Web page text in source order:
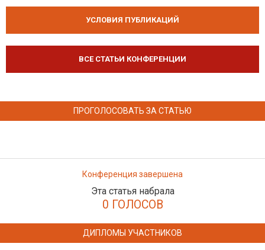
УСЛОВИЯ ПУБЛИКАЦИЙ
ВСЕ СТАТЬИ КОНФЕРЕНЦИИ
ПРОГОЛОСОВАТЬ ЗА СТАТЬЮ
Конференция завершена
Эта статья набрала
0 ГОЛОСОВ
ДИПЛОМЫ УЧАСТНИКОВ